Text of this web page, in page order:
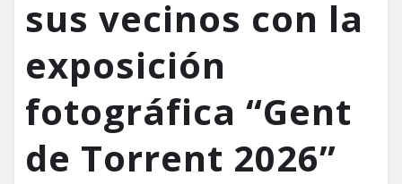
sus vecinos con la
exposición
fotográfica “Gent
de Torrent 2026”